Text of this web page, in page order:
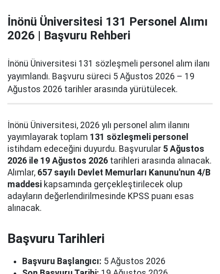
İnönü Üniversitesi 131 Personel Alımı
2026 | Başvuru Rehberi
İnönü Üniversitesi 131 sözleşmeli personel alım ilanı
yayımlandı. Başvuru süreci 5 Ağustos 2026 – 19
Ağustos 2026 tarihler arasında yürütülecek.
İnönü Üniversitesi, 2026 yılı personel alım ilanını
yayımlayarak toplam 131 sözleşmeli personel
istihdam edeceğini duyurdu. Başvurular 5 Ağustos
2026 ile 19 Ağustos 2026 tarihleri arasında alınacak.
Alımlar, 657 sayılı Devlet Memurları Kanunu'nun 4/B
maddesi kapsamında gerçekleştirilecek olup
adayların değerlendirilmesinde KPSS puanı esas
alınacak.
Başvuru Tarihleri
Başvuru Başlangıcı: 5 Ağustos 2026